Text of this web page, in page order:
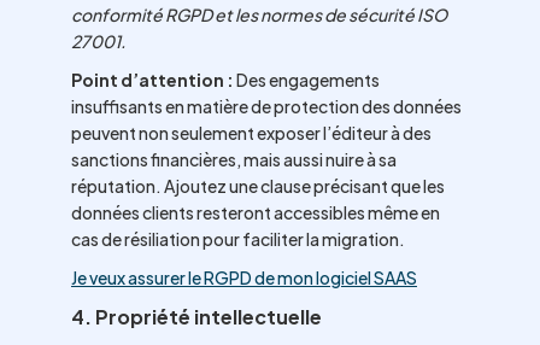
conformité RGPD et les normes de sécurité ISO
27001.
Point d’attention : Des engagements
insuffisants en matière de protection des données
peuvent non seulement exposer l’éditeur à des
sanctions financières, mais aussi nuire à sa
réputation. Ajoutez une clause précisant que les
données clients resteront accessibles même en
cas de résiliation pour faciliter la migration.
Je veux assurer le RGPD de mon logiciel SAAS
4. Propriété intellectuelle